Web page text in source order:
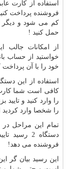
استفاده از کارت
فروشنده پرداخت
کم می شود و دیگر
حمل کنید !
از امکانات جالب
خواستید از حساب
خود را با آن پرداخت
استفاده از این
کافی است شما
را وارد کنید و
را شخصا وارد
تمام این مراحل در
دستگاه 2
فروشنده می دهد!
این رسید بیان گر